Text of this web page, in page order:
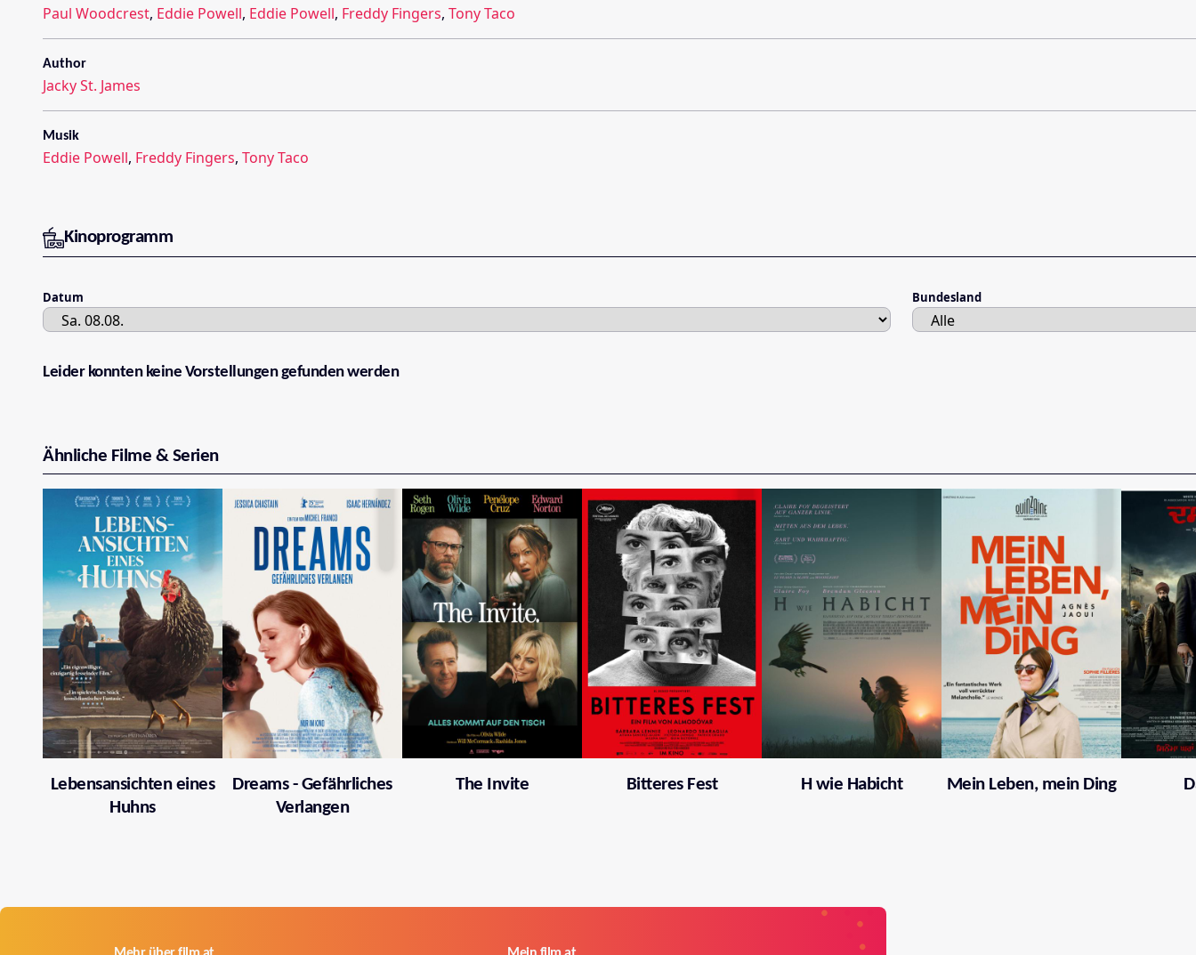
Paul Woodcrest, Eddie Powell, Eddie Powell, Freddy Fingers, Tony Taco
Author
Jacky St. James
Musik
Eddie Powell, Freddy Fingers, Tony Taco
Kinoprogramm
Datum Bundesland
Leider konnten keine Vorstellungen gefunden werden
Ähnliche Filme & Serien
Lebensansichten eines
Huhns
Dreams - Gefährliches
Verlangen
The Invite Bitteres Fest H wie Habicht Mein Leben, mein Ding